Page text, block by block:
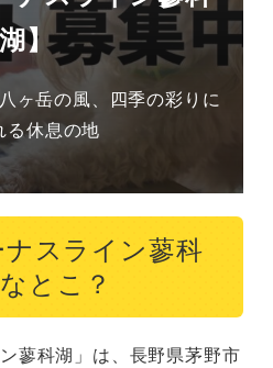
湖】
ヶ岳の風、四季の彩りに
る休息の地
ナスライン蓼科
とこ？
蓼科湖」は、長野県茅野市